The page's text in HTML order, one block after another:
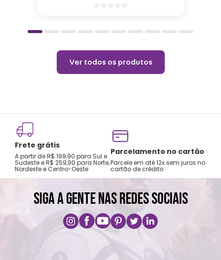
Ver todos os produtos
Frete grátis
A partir de R$ 199,90 para Sul e
Sudeste e R$ 259,90 para Norte,
Nordeste e Centro-Oeste
Parcelamento no cartão
Parcele em até 12x sem juros no
cartão de crédito
SIGA A GENTE NAS REDES SOCIAIS